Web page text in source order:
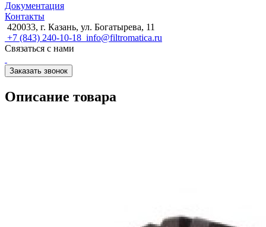
Документация
Контакты
420033, г. Казань, ул. Богатырева, 11
+7 (843) 240-10-18 info@filtromatica.ru
Связаться с нами
Заказать звонок
Описание товара